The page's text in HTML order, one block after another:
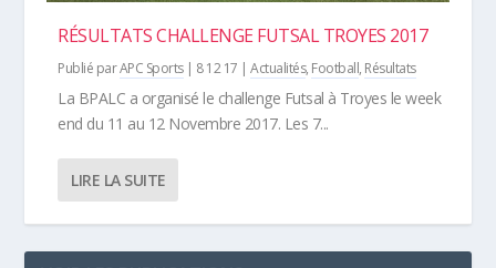
RÉSULTATS CHALLENGE FUTSAL TROYES 2017
Publié parAPC Sports| 8 12 17 |Actualités, Football, Résultats
La BPALC a organisé le challenge Futsal à Troyes le week
end du 11 au 12 Novembre 2017. Les 7...
LIRE LA SUITE